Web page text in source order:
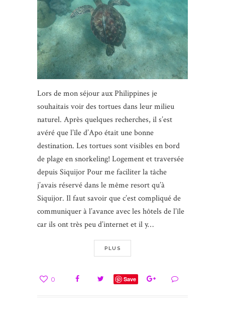
Lors de mon séjour aux Philippines je
souhaitais voir des tortues dans leur milieu
naturel. Après quelques recherches, il s’est
avéré que l’île d’Apo était une bonne
destination. Les tortues sont visibles en bord
de plage en snorkeling! Logement et traversée
depuis Siquijor Pour me faciliter la tâche
j’avais réservé dans le même resort qu’à
Siquijor. Il faut savoir que c’est compliqué de
communiquer à l’avance avec les hôtels de l’île
car ils ont très peu d’internet et il y…
PLUS
0 Save